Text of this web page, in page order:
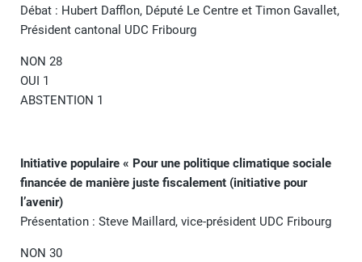
Débat : Hubert Dafflon, Député Le Centre et Timon Gavallet,
Président cantonal UDC Fribourg
NON 28
OUI 1
ABSTENTION 1
Initiative populaire « Pour une politique climatique sociale
financée de manière juste fiscalement (initiative pour
l’avenir)
Présentation : Steve Maillard, vice-président UDC Fribourg
NON 30